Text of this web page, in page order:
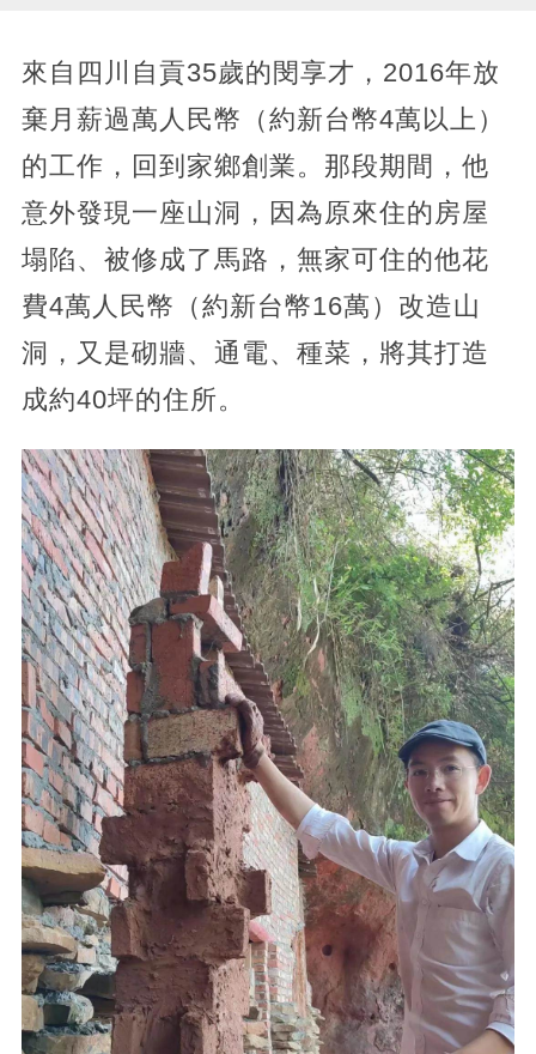
來自四川自貢35歲的閔享才，2016年放
棄月薪過萬人民幣（約新台幣4萬以上）
的工作，回到家鄉創業。那段期間，他
意外發現一座山洞，因為原來住的房屋
塌陷、被修成了馬路，無家可住的他花
費4萬人民幣（約新台幣16萬）改造山
洞，又是砌牆、通電、種菜，將其打造
成約40坪的住所。